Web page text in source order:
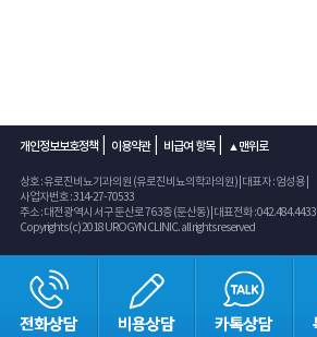
개인정보보호정책| 이용약관| 비급여 항목| ▲맨위로
상호 : 유로진비뇨기과의원 (유로진비뇨의학과의원) | 대표자 : 엄성용 |
사업자번호 : 314-27-70533
주소 : 대전광역시 서구 둔산로 76 3층 (둔산동) | 대표전화 : 042.484.4433
Copyrights (c) 2018 UROGYN CLINIC. all rights reserved